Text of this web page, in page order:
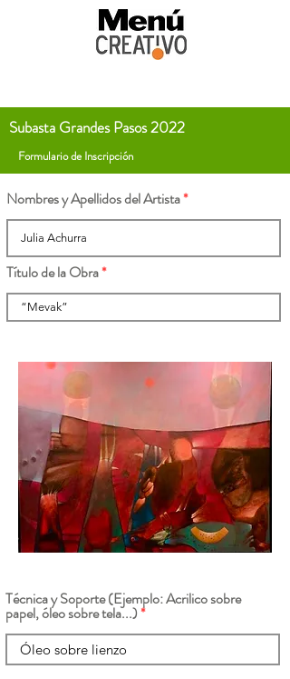
Subasta Grandes Pasos 2022
Formulario de Inscripción
Nombres y Apellidos del Artista
Título de la Obra
Técnica y Soporte (Ejemplo: Acrilico sobre
papel, óleo sobre tela...)